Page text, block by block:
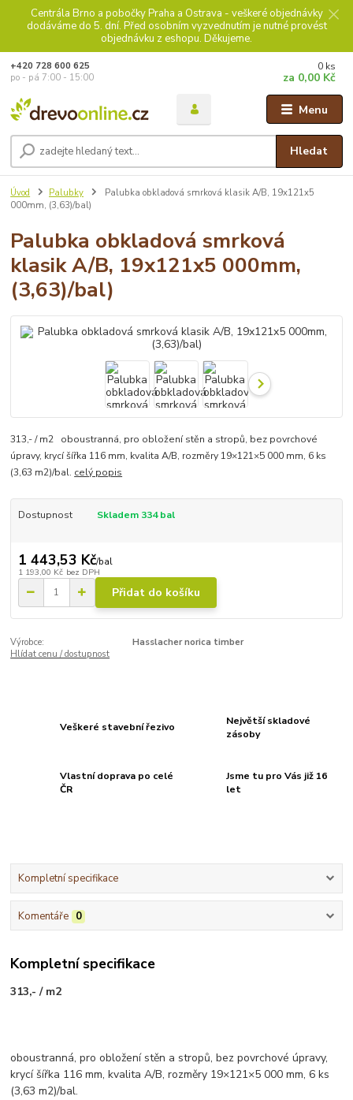
Centrála Brno a pobočky Praha a Ostrava - veškeré objednávky
dodáváme do 5. dní. Před osobním vyzvednutím je nutné provést
objednávku z eshopu. Děkujeme.
Menu
Hledat
+420 728 600 625
po - pá 7:00 - 15:00
0 ks
za 0,00 Kč
Úvod Palubky
Palubka obkladová smrková klasik A/B, 19x121x5
000mm, (3,63)/bal)
Palubka obkladová smrková
klasik A/B, 19x121x5 000mm,
(3,63)/bal)
313,- / m2 oboustranná, pro obložení stěn a stropů, bez povrchové
úpravy, krycí šířka 116 mm, kvalita A/B, rozměry 19×121×5 000 mm, 6 ks
(3,63 m2)/bal. celý popis
Dostupnost Skladem 334 bal
1 443,53 Kč/bal
1 193,00 Kč bez DPH
Přidat do košíku
Výrobce:
Hasslacher norica timber
Hlídat cenu / dostupnost
Veškeré stavební řezivo
Největší skladové
zásoby
Vlastní doprava po celé
ČR
Jsme tu pro Vás již 16
let
Kompletní specifikace
Komentáře 0
Kompletní specifikace
313,- / m2
oboustranná, pro obložení stěn a stropů, bez povrchové úpravy,
krycí šířka 116 mm, kvalita A/B, rozměry 19×121×5 000 mm, 6 ks
(3,63 m2)/bal.